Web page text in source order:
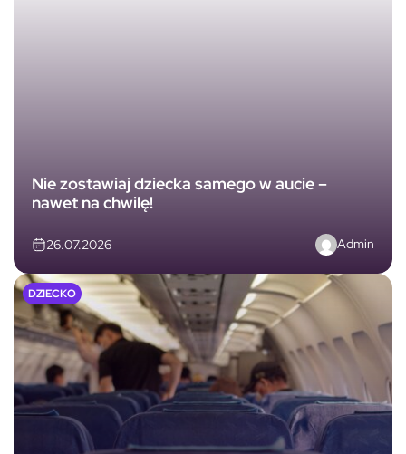
Nie zostawiaj dziecka samego w aucie –
nawet na chwilę!
26.07.2026 Admin
DZIECKO